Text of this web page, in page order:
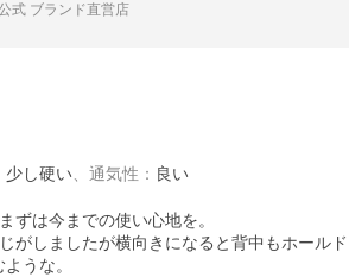
式 ブランド直営店
少し硬い 通気性 ： 良い
ずは今までの使い心地を。
がしましたが横向きになると背中もホール
うな。